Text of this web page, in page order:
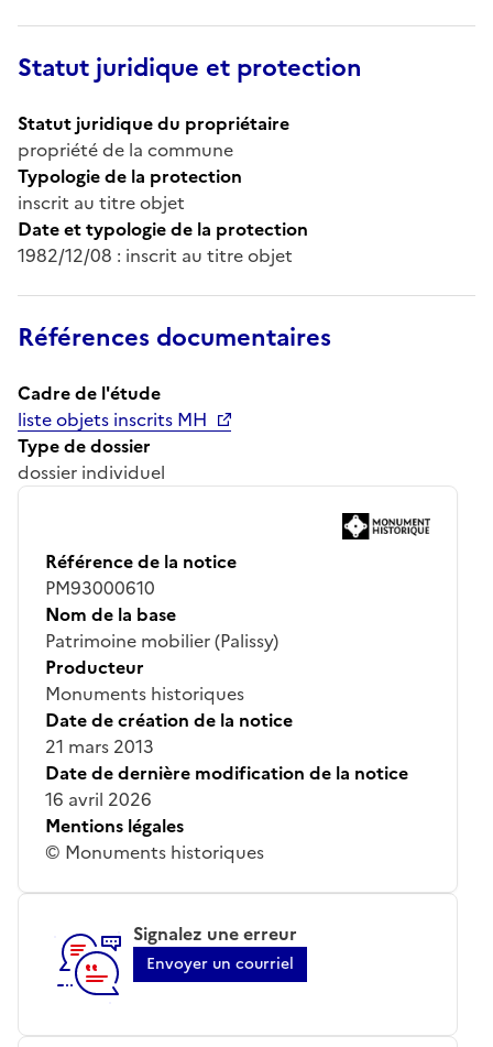
Statut juridique et protection
Statut juridique du propriétaire
propriété de la commune
Typologie de la protection
inscrit au titre objet
Date et typologie de la protection
1982/12/08 : inscrit au titre objet
Références documentaires
Cadre de l'étude
liste objets inscrits MH
Type de dossier
dossier individuel
Référence de la notice
PM93000610
Nom de la base
Patrimoine mobilier (Palissy)
Producteur
Monuments historiques
Date de création de la notice
21 mars 2013
Date de dernière modification de la notice
16 avril 2026
Mentions légales
© Monuments historiques
Signalez une erreur
Envoyer un courriel